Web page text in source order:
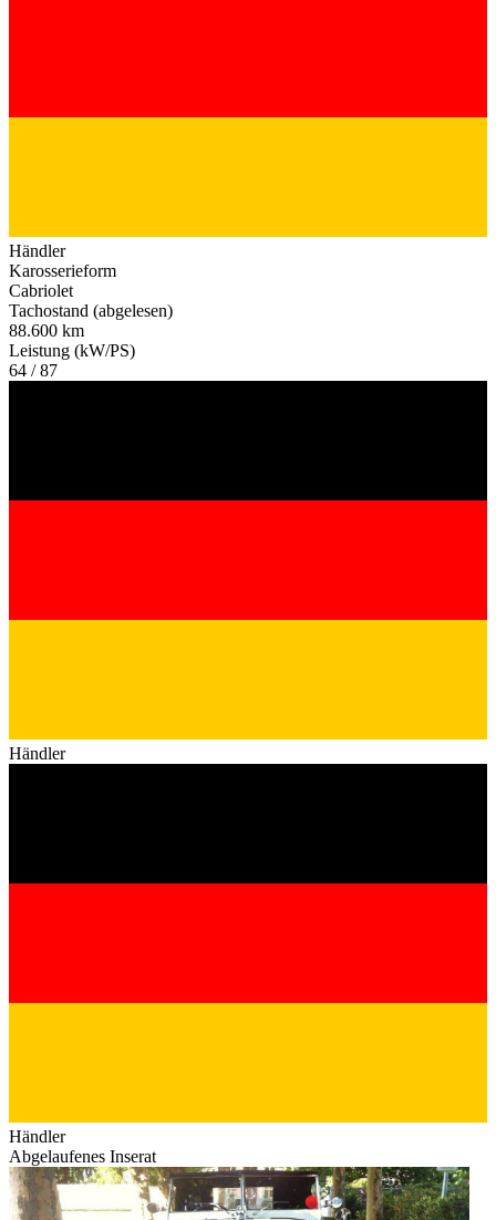
Händler
Karosserieform
Cabriolet
Tachostand (abgelesen)
88.600 km
Leistung (kW/PS)
64 / 87
Händler
Händler
Abgelaufenes Inserat